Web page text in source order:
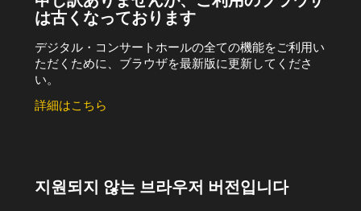
は古くなっております
デジタル・コンサートホールの全ての機能をご利用い
ただくために、ブラウザを最新版に更新してくださ
い。
詳細はこちら
지원되지 않는 브라우저 버전입니다